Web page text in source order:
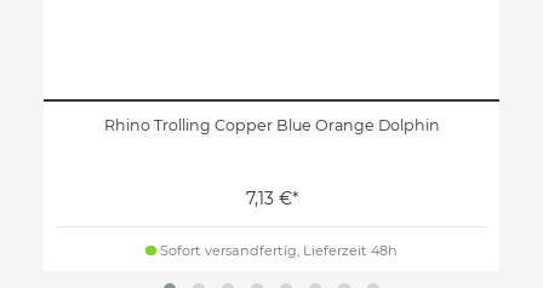
Rhino Trolling Copper Blue Orange Dolphin
7,13 €*
Sofort versandfertig, Lieferzeit 48h